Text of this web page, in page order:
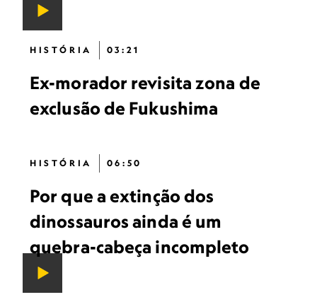
HISTÓRIA 03:21
Ex-morador revisita zona de
exclusão de Fukushima
HISTÓRIA 06:50
Por que a extinção dos
dinossauros ainda é um
quebra-cabeça incompleto